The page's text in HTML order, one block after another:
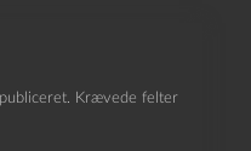
Krævede felter